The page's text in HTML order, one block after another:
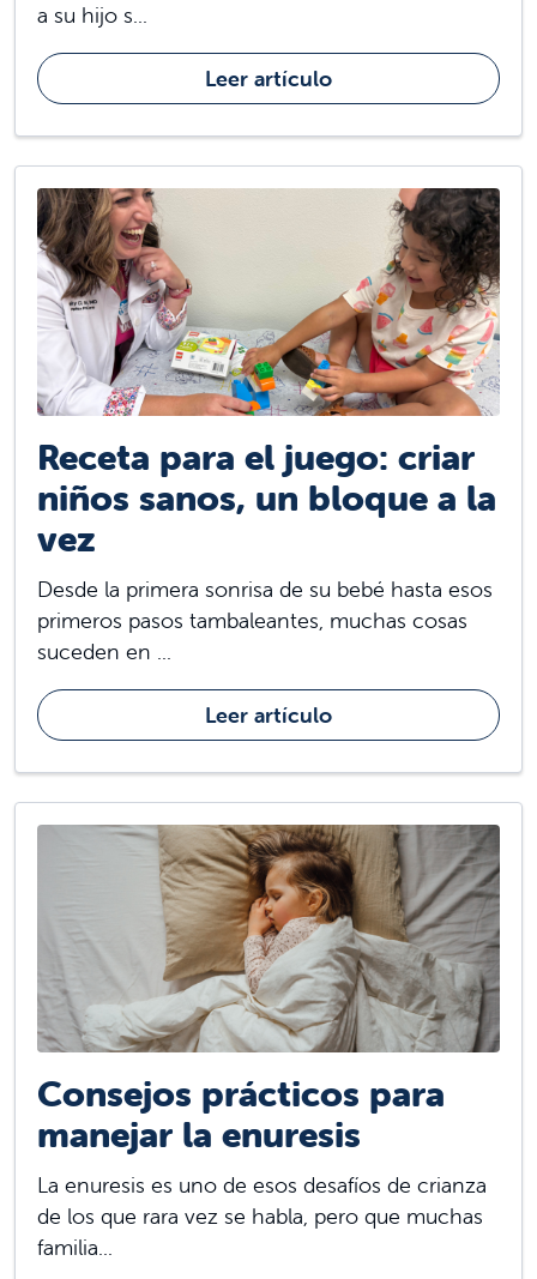
a su hijo s...
Leer artículo
Receta para el juego: criar
niños sanos, un bloque a la
vez
Desde la primera sonrisa de su bebé hasta esos
primeros pasos tambaleantes, muchas cosas
suceden en ...
Leer artículo
Consejos prácticos para
manejar la enuresis
La enuresis es uno de esos desafíos de crianza
de los que rara vez se habla, pero que muchas
familia...